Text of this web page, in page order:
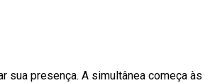
sua presença. A simultânea começa às